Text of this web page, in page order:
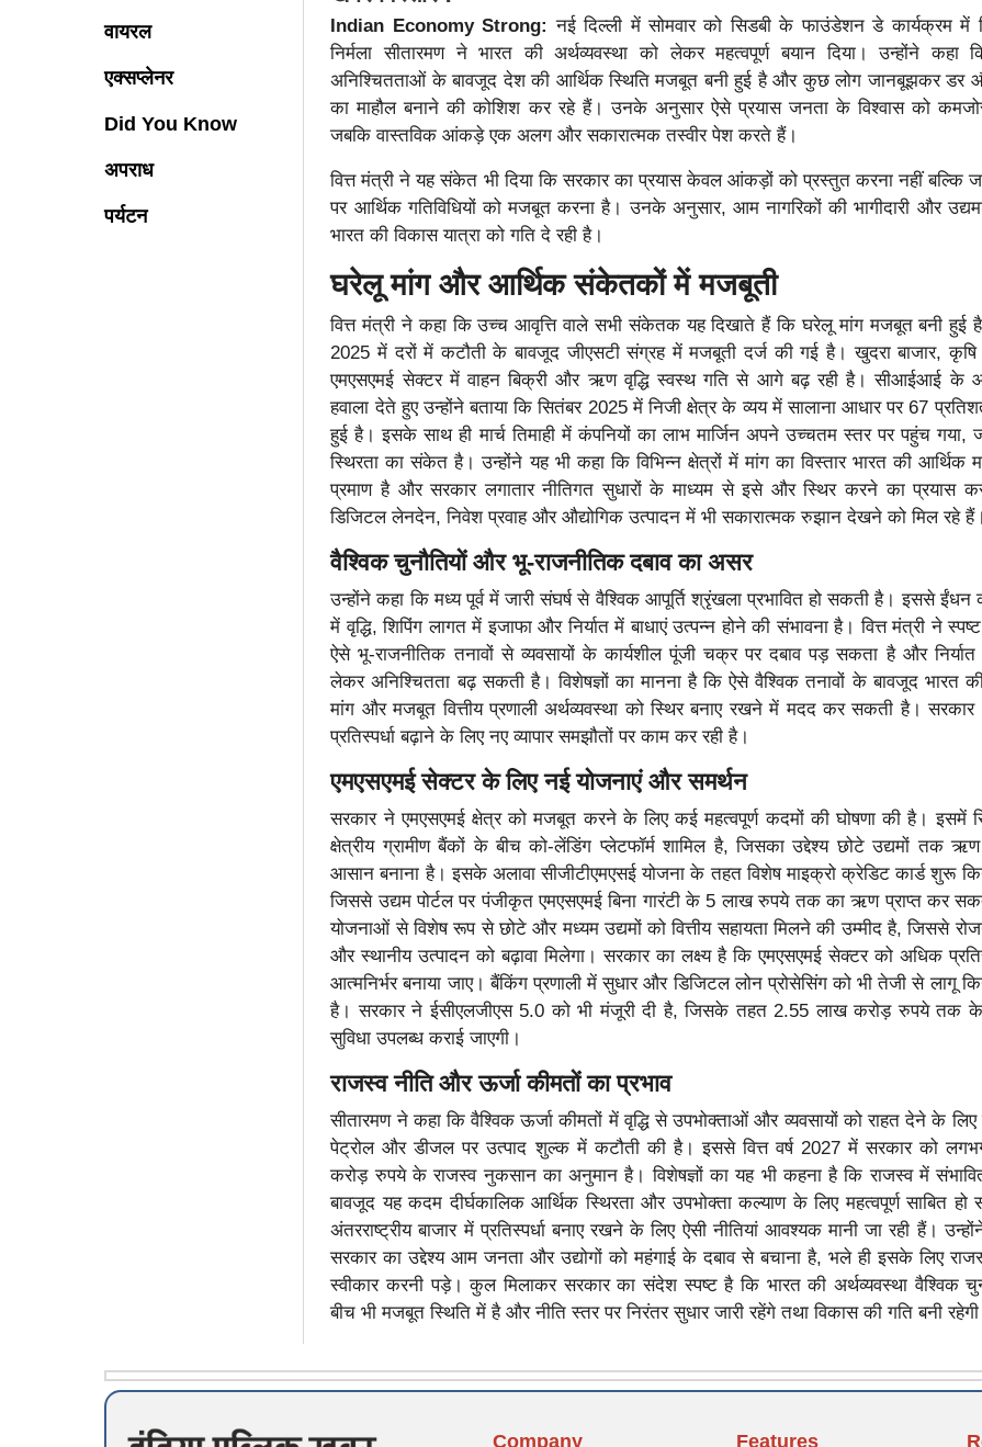
वायरल
एक्सप्लेनर
Did You Know
अपराध
पर्यटन
Indian Economy Strong:नई दिल्ली में सोमवार को सिडबी के फाउंडेशन डे कार्यक्रम में
निर्मला सीतारमण ने भारत की अर्थव्यवस्था को लेकर महत्वपूर्ण बयान दिया। उन्होंने कहा
अनिश्चितताओं के बावजूद देश की आर्थिक स्थिति मजबूत बनी हुई है और कुछ लोग जानबूझकर डर
का माहौल बनाने की कोशिश कर रहे हैं। उनके अनुसार ऐसे प्रयास जनता के विश्वास को
जबकि वास्तविक आंकड़े एक अलग और सकारात्मक तस्वीर पेश करते हैं।
वित्त मंत्री ने यह संकेत भी दिया कि सरकार का प्रयास केवल आंकड़ों को प्रस्तुत करना नहीं बल्कि
पर आर्थिक गतिविधियों को मजबूत करना है। उनके अनुसार, आम नागरिकों की भागीदारी और
भारत की विकास यात्रा को गति दे रही है।
घरेलू मांग और आर्थिक संकेतकों में मजबूती
वित्त मंत्री ने कहा कि उच्च आवृत्ति वाले सभी संकेतक यह दिखाते हैं कि घरेलू मांग मजबूत बनी हुई
2025 में दरों में कटौती के बावजूद जीएसटी संग्रह में मजबूती दर्ज की गई है। खुदरा बाजार, कृषि
एमएसएमई सेक्टर में वाहन बिक्री और ऋण वृद्धि स्वस्थ गति से आगे बढ़ रही है। सीआईआई के
हवाला देते हुए उन्होंने बताया कि सितंबर 2025 में निजी क्षेत्र के व्यय में सालाना आधार पर 67
हुई है। इसके साथ ही मार्च तिमाही में कंपनियों का लाभ मार्जिन अपने उच्चतम स्तर पर पहुंच गया,
स्थिरता का संकेत है। उन्होंने यह भी कहा कि विभिन्न क्षेत्रों में मांग का विस्तार भारत की आर्थिक
प्रमाण है और सरकार लगातार नीतिगत सुधारों के माध्यम से इसे और स्थिर करने का प्रयास
डिजिटल लेनदेन, निवेश प्रवाह और औद्योगिक उत्पादन में भी सकारात्मक रुझान देखने को मिल रहे हैं।
वैश्विक चुनौतियों और भू-राजनीतिक दबाव का असर
उन्होंने कहा कि मध्य पूर्व में जारी संघर्ष से वैश्विक आपूर्ति श्रृंखला प्रभावित हो सकती है। इससे ईंधन
में वृद्धि, शिपिंग लागत में इजाफा और निर्यात में बाधाएं उत्पन्न होने की संभावना है। वित्त मंत्री ने
ऐसे भू-राजनीतिक तनावों से व्यवसायों के कार्यशील पूंजी चक्र पर दबाव पड़ सकता है और निर्यात
लेकर अनिश्चितता बढ़ सकती है। विशेषज्ञों का मानना है कि ऐसे वैश्विक तनावों के बावजूद भारत
मांग और मजबूत वित्तीय प्रणाली अर्थव्यवस्था को स्थिर बनाए रखने में मदद कर सकती है। सरकार
प्रतिस्पर्धा बढ़ाने के लिए नए व्यापार समझौतों पर काम कर रही है।
एमएसएमई सेक्टर के लिए नई योजनाएं और समर्थन
सरकार ने एमएसएमई क्षेत्र को मजबूत करने के लिए कई महत्वपूर्ण कदमों की घोषणा की है। इसमें
क्षेत्रीय ग्रामीण बैंकों के बीच को-लेंडिंग प्लेटफॉर्म शामिल है, जिसका उद्देश्य छोटे उद्यमों तक
आसान बनाना है। इसके अलावा सीजीटीएमएसई योजना के तहत विशेष माइक्रो क्रेडिट कार्ड शुरू
जिससे उद्यम पोर्टल पर पंजीकृत एमएसएमई बिना गारंटी के 5 लाख रुपये तक का ऋण प्राप्त कर
योजनाओं से विशेष रूप से छोटे और मध्यम उद्यमों को वित्तीय सहायता मिलने की उम्मीद है, जिससे
और स्थानीय उत्पादन को बढ़ावा मिलेगा। सरकार का लक्ष्य है कि एमएसएमई सेक्टर को अधिक
आत्मनिर्भर बनाया जाए। बैंकिंग प्रणाली में सुधार और डिजिटल लोन प्रोसेसिंग को भी तेजी से लागू
है। सरकार ने ईसीएलजीएस 5.0 को भी मंजूरी दी है, जिसके तहत 2.55 लाख करोड़ रुपये तक
सुविधा उपलब्ध कराई जाएगी।
राजस्व नीति और ऊर्जा कीमतों का प्रभाव
सीतारमण ने कहा कि वैश्विक ऊर्जा कीमतों में वृद्धि से उपभोक्ताओं और व्यवसायों को राहत देने के
पेट्रोल और डीजल पर उत्पाद शुल्क में कटौती की है। इससे वित्त वर्ष 2027 में सरकार को
करोड़ रुपये के राजस्व नुकसान का अनुमान है। विशेषज्ञों का यह भी कहना है कि राजस्व में
बावजूद यह कदम दीर्घकालिक आर्थिक स्थिरता और उपभोक्ता कल्याण के लिए महत्वपूर्ण साबित हो
अंतरराष्ट्रीय बाजार में प्रतिस्पर्धा बनाए रखने के लिए ऐसी नीतियां आवश्यक मानी जा रही हैं।
सरकार का उद्देश्य आम जनता और उद्योगों को महंगाई के दबाव से बचाना है, भले ही इसके लिए
स्वीकार करनी पड़े। कुल मिलाकर सरकार का संदेश स्पष्ट है कि भारत की अर्थव्यवस्था वैश्विक
बीच भी मजबूत स्थिति में है और नीति स्तर पर निरंतर सुधार जारी रहेंगे तथा विकास की गति बनी
Company Features